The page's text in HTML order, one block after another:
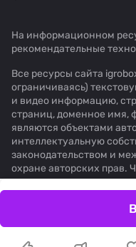
На информационном
рекомендательные
Все ресурсы сайта
ограничиваясь)
и видео информацию,
страниц, доменное имя,
являются объектами
интеллектуальную
законодательством и
охране авторских прав.